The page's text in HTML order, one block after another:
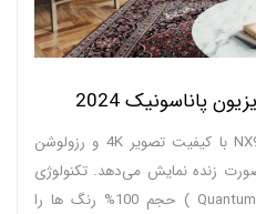
پاناسونیک 2024
تلویزیون پاناسونیک 100 اینچ NX900 با کیفیت تصویر 4K و رزولوشن
به صورت زنده نمایش می‌دهد. تکنولوژی
کوانتوم دات (Quantum Dot Technology ) حجم 100% رنگ ها را